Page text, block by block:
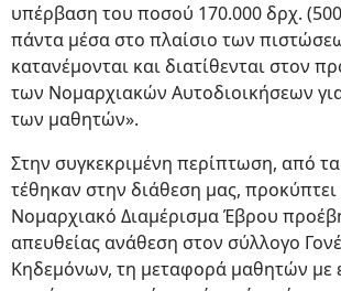
υπέρβαση του ποσού 170.000 δρχ.
πάντα μέσα στο πλαίσιο των
κατανέμονται και διατίθενται στον
των Νομαρχιακών Αυτοδιοικήσεων
των μαθητών».
Στην συγκεκριμένη περίπτωση, από
τέθηκαν στην διάθεση μας, προκύπτει
Νομαρχιακό Διαμέρισμα Έβρου
απευθείας ανάθεση στον σύλλογο
Κηδεμόνων, τη μεταφορά μαθητών με